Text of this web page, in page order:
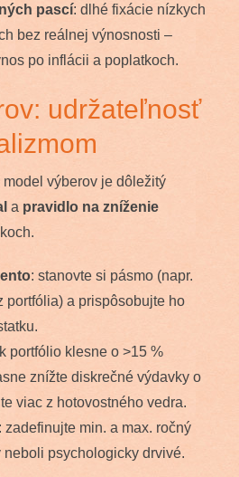
pascí: dlhé fixácie nízkych
bez reálnej výnosnosti –
po inflácii a poplatkoch.
udržateľnosť
výberov je dôležitý
a pravidlo na zníženie
: stanovte si pásmo (napr.
portfólia) a prispôsobujte ho
portfólio klesne o >15 %
znížte diskrečné výdavky o
viac z hotovostného vedra.
: zadefinujte min. a max. ročný
neboli psychologicky drvivé.